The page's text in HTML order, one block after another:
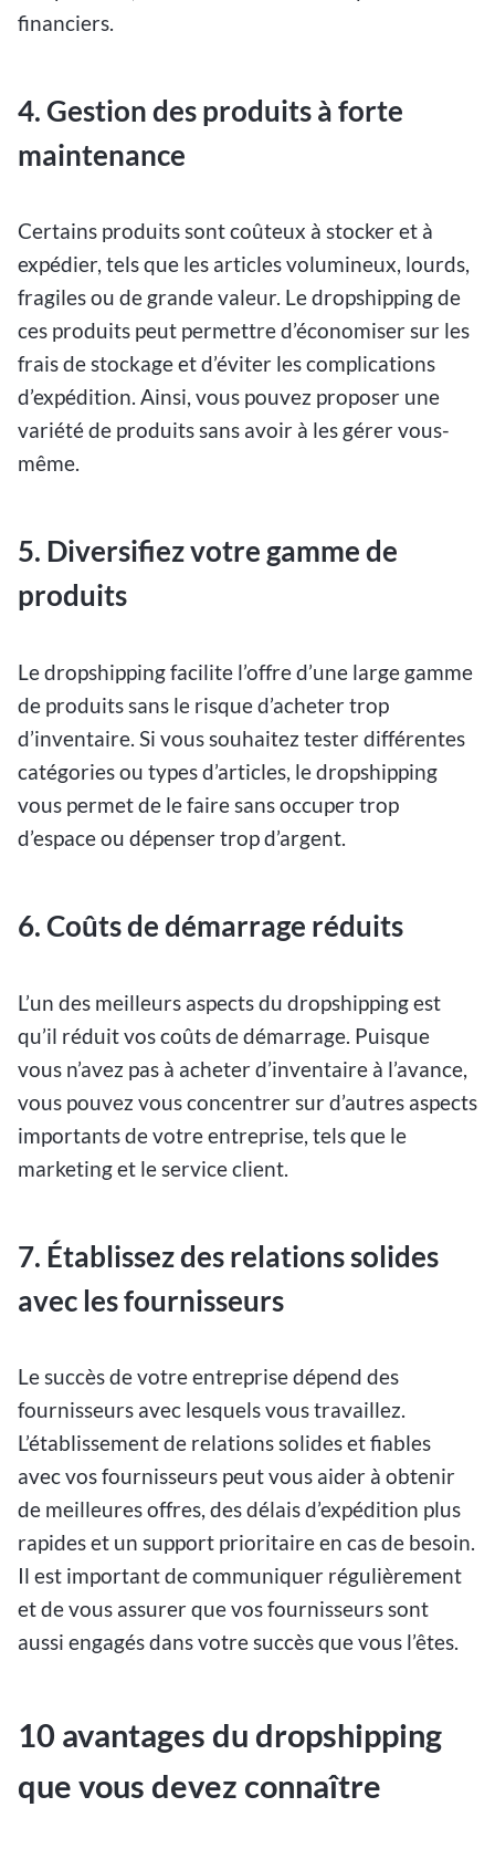
financiers.
4. Gestion des produits à forte
maintenance
Certains produits sont coûteux à stocker et à
expédier, tels que les articles volumineux, lourds,
fragiles ou de grande valeur. Le dropshipping de
ces produits peut permettre d’économiser sur les
frais de stockage et d’éviter les complications
d’expédition. Ainsi, vous pouvez proposer une
variété de produits sans avoir à les gérer vous-
même.
5. Diversifiez votre gamme de
produits
Le dropshipping facilite l’offre d’une large gamme
de produits sans le risque d’acheter trop
d’inventaire. Si vous souhaitez tester différentes
catégories ou types d’articles, le dropshipping
vous permet de le faire sans occuper trop
d’espace ou dépenser trop d’argent.
6. Coûts de démarrage réduits
L’un des meilleurs aspects du dropshipping est
qu’il réduit vos coûts de démarrage. Puisque
vous n’avez pas à acheter d’inventaire à l’avance,
vous pouvez vous concentrer sur d’autres aspects
importants de votre entreprise, tels que le
marketing et le service client.
7. Établissez des relations solides
avec les fournisseurs
Le succès de votre entreprise dépend des
fournisseurs avec lesquels vous travaillez.
L’établissement de relations solides et fiables
avec vos fournisseurs peut vous aider à obtenir
de meilleures offres, des délais d’expédition plus
rapides et un support prioritaire en cas de besoin.
Il est important de communiquer régulièrement
et de vous assurer que vos fournisseurs sont
aussi engagés dans votre succès que vous l’êtes.
10 avantages du dropshipping
que vous devez connaître